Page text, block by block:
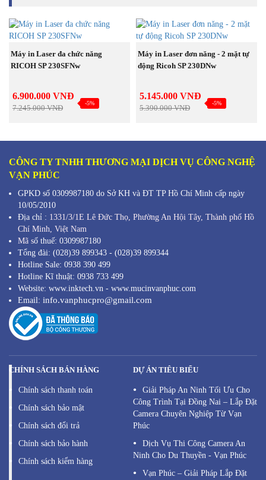
MUA NGAY
Máy in Laser đa chức năng
RICOH SP 230SFNw
6.900.000 VNĐ
7.245.000 VNĐ
-5%
MUA NGAY
Máy in Laser đơn năng - 2 mặt tự
động Ricoh SP 230DNw
5.145.000 VNĐ
5.390.000 VNĐ
-5%
CÔNG TY TNHH THƯƠNG MẠI DỊCH VỤ CÔNG NGHỆ
VẠN PHÚC
GPKD số 0309987180 do Sở KH và ĐT TP Hồ Chí Minh cấp ngày
10/05/2010
Địa chỉ : 1331/3/1E Lê Đức Thọ, Phường An Hội Tây, Thành phố Hồ
Chí Minh, Việt Nam
Mã số thuế: 0309987180
Tổng đài: (028)39 899343 - (028)39 899344
Hotline Sale: 0938 390 499
Hotline Kĩ thuật: 0938 733 499
Website: www.inktech.vn - www.mucinvanphuc.com
Email: info.vanphucpro@gmail.com
CHÍNH SÁCH BÁN HÀNG
Chính sách thanh toán
Chính sách bảo mật
Chính sách đổi trả
Chính sách bảo hành
Chính sách kiểm hàng
DỰ ÁN TIÊU BIỂU
Giải Pháp An Ninh Tối Ưu Cho
Công Trình Tại Đồng Nai – Lắp Đặt
Camera Chuyên Nghiệp Từ Vạn
Phúc
Dịch Vụ Thi Công Camera An
Ninh Cho Du Thuyền - Vạn Phúc
Vạn Phúc – Giải Pháp Lắp Đặt